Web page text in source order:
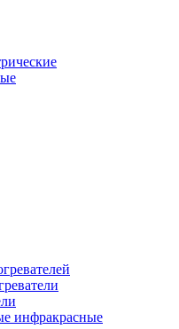
инфракрасные